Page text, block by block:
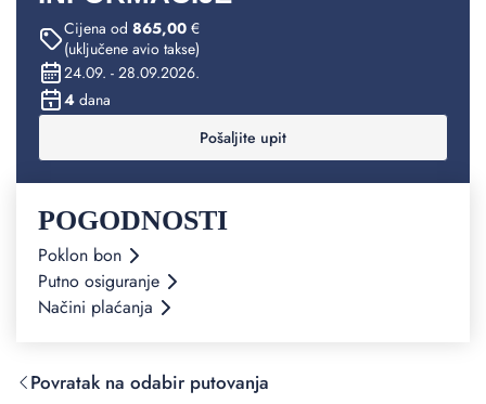
Cijena od 865,00 €
(uključene avio takse)
24.09. - 28.09.2026.
4 dana
Pošaljite upit
POGODNOSTI
Poklon bon
Putno osiguranje
Načini plaćanja
Povratak na odabir putovanja